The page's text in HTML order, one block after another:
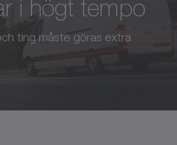
i högt tempo
ting måste göras extra